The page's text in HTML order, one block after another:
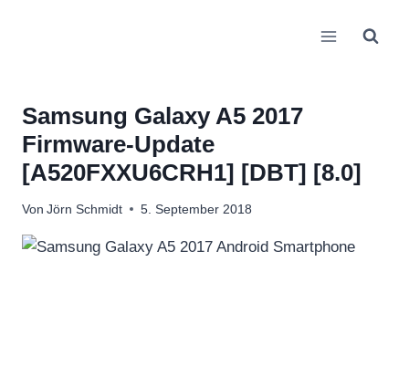
Samsung Galaxy A5 2017
Firmware-Update
[A520FXXU6CRH1] [DBT] [8.0]
Von Jörn Schmidt 5. September 2018